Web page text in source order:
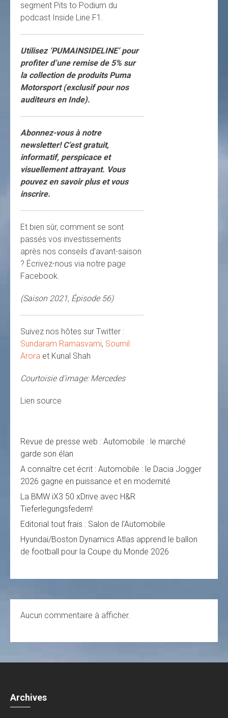
segment Pits to Podium du
podcast Inside Line F1.
Utilisez ‘PUMAINSIDELINE’ pour
profiter d’une remise de 5% sur
la collection de produits Puma
Motorsport (exclusif pour nos
auditeurs en Inde).
Abonnez-vous à notre
newsletter! C’est gratuit,
informatif, perspicace et
visuellement attrayant. Vous
pouvez en savoir plus et vous
inscrire.
Et bien sûr, comment se sont
passés vos investissements
après nos conseils d’avant-saison
? Écrivez-nous via notre page
Facebook.
(Saison 2021, Épisode 56)
Suivez nos hôtes sur Twitter :
Sundaram Ramasvami, Soumil
Arora et Kunal Shah
Courtoisie d’image: Mercedes
Lien source
Revue de presse web : Automobile : le marché
garde son élan
A connaître cet écrit : Automobile : le Dacia Jogger
2026 gagne en puissance et en modernité
La BMW iX3 50 xDrive avec H&R
Tieferlegungsfedern!
Editorial tout frais : Salon de l’Automobile
Hyundai/Boston Dynamics Atlas apprend le ballon
de football pour la Coupe du Monde 2026
Aucun commentaire à afficher.
Archives